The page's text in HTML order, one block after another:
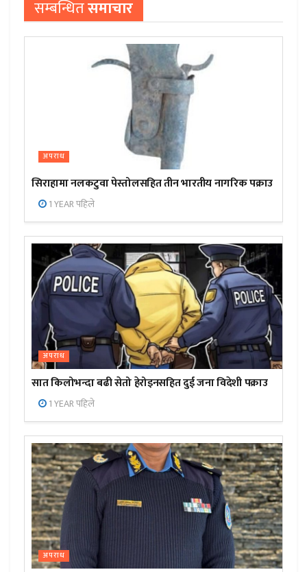
सम्बन्धितसमाचार
अपराध
सिराहामा नलकटुवा पेस्तोलसहित तीन भारतीय नागरिक पक्राउ
1 YEAR पहिले
अपराध
सात किलोभन्दा बढी सेतो हेरोइनसहित दुई जना विदेशी पक्राउ
1 YEAR पहिले
अपराध